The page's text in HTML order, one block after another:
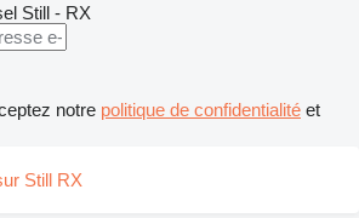
Still - RX
notre politique de confidentialité et
Still RX